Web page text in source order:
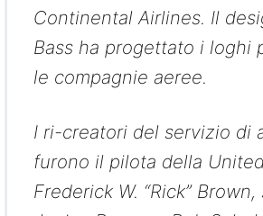
Continental Airlines. Il
Bass ha progettato i loghi
le compagnie aeree.
I ri-creatori del servizio di
furono il pilota della
Frederick W. “Rick”